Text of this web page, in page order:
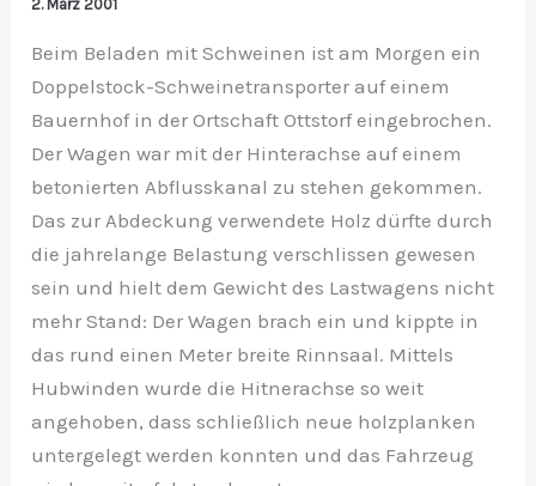
2. März 2001
Beim Beladen mit Schweinen ist am Morgen ein
Doppelstock-Schweinetransporter auf einem
Bauernhof in der Ortschaft Ottstorf eingebrochen.
Der Wagen war mit der Hinterachse auf einem
betonierten Abflusskanal zu stehen gekommen.
Das zur Abdeckung verwendete Holz dürfte durch
die jahrelange Belastung verschlissen gewesen
sein und hielt dem Gewicht des Lastwagens nicht
mehr Stand: Der Wagen brach ein und kippte in
das rund einen Meter breite Rinnsaal. Mittels
Hubwinden wurde die Hitnerachse so weit
angehoben, dass schließlich neue holzplanken
untergelegt werden konnten und das Fahrzeug